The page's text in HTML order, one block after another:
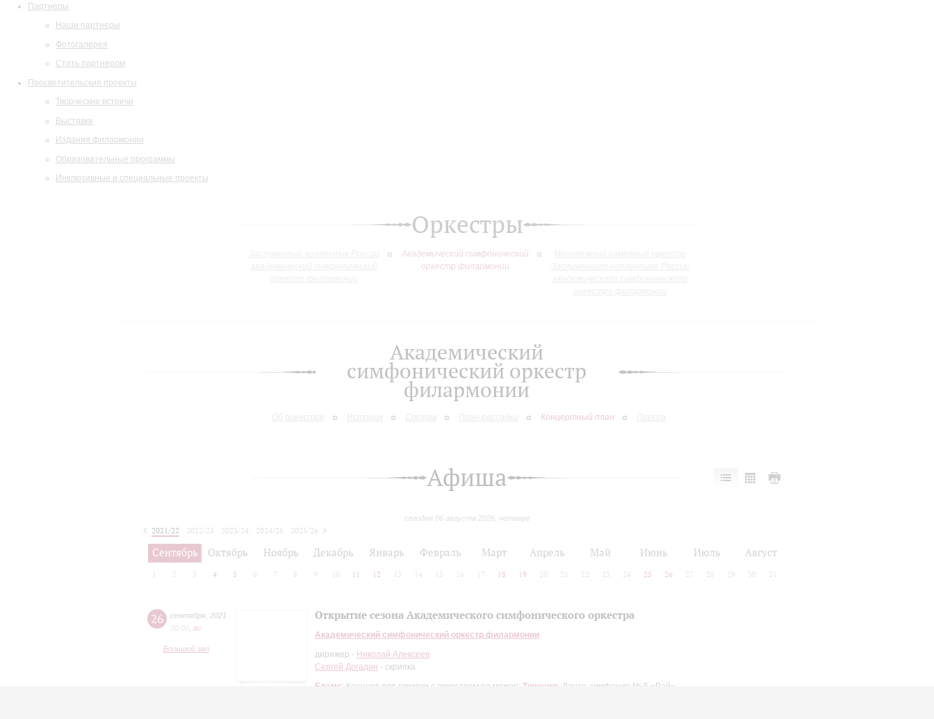
Партнеры
Наши партнеры
Фотогалерея
Стать партнером
Просветительские проекты
Творческие встречи
Выставки
Издания филармонии
Образовательные программы
Инклюзивные и специальные проекты
Оркестры
Академический симфонический
оркестр филармонии
Академический
симфонический оркестр
филармонии
Об оркестре История Состав План рассадки Концертный план Пресса
Афиша
сегодня 06 августа 2026, четверг
2021/22 2022/23 2023/24 2024/25
2025/26
2026/27
Сентябрь Октябрь Ноябрь Декабрь Январь Февраль Март Апрель Май Июнь Июль Август
2 3 4 5 6 7 8 9 10 11 12 13 14 15 16 17 18 19 20 21 22 23 24 25 26 27 28 29 30 31
26 сентября 2021
20:00 вc
Большой зал
Открытие сезона Академического симфонического оркестра
Академический симфонический оркестр филармонии
дирижер - Николай Алексеев
Сергей Догадин - скрипка
Брамс: Концерт для скрипки с оркестром ре мажор; Тищенко: Данте-симфония № 5 «Рай»